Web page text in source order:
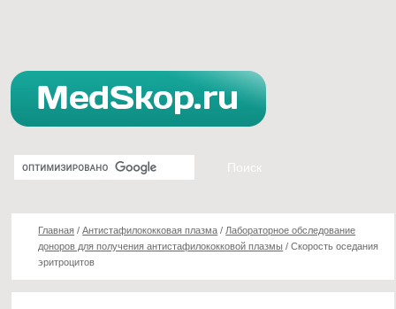
Главная /Антистафилококковая плазма / Лабораторное обследование
доноров для получения антистафилококковой плазмы /Скорость оседания
эритроцитов